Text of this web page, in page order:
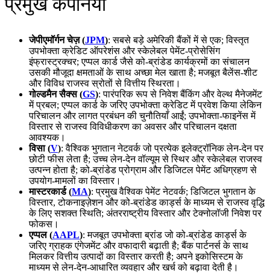
जेपीएमॉर्गन चेज़ (JPM): सबसे बड़े अमेरिकी बैंकों में से एक; विस्तृत
उपभोक्ता क्रेडिट ऑपरेशंस और स्केलेबल पेमेंट‑प्रोसेसिंग
इंफ्रास्ट्रक्चर; एप्पल कार्ड जैसे को‑ब्रांडेड कार्यक्रमों का संचालन
उसकी मौजूदा क्षमताओं के साथ अच्छा मेल खाता है; मजबूत बैलेंस‑शीट
और विविध राजस्व स्रोतों से वित्तीय स्थिरता।
गोल्डमैन सैक्स (GS): पारंपरिक रूप से निवेश बैंकिंग और वेल्थ मैनेजमेंट
में प्रबल; एप्पल कार्ड के जरिए उपभोक्ता क्रेडिट में प्रवेश किया लेकिन
परिचालन और लागत प्रबंधन की चुनौतियाँ आईं; उपभोक्ता‑फाइनेंस में
विस्तार से राजस्व विविधीकरण का अवसर और परिचालन दक्षता
आवश्यक।
विसा (V): वैश्विक भुगतान नेटवर्क जो प्रत्येक इलेक्ट्रॉनिक लेन‑देन पर
छोटी फीस लेता है; उच्च लेन‑देन वॉल्यूम से स्थिर और स्केलेबल राजस्व
उत्पन्न होता है; को‑ब्रांडेड प्रोग्राम और डिजिटल पेमेंट अधिग्रहण से
उपयोग‑मामलों का विस्तार।
मास्टरकार्ड (MA): प्रमुख वैश्विक पेमेंट नेटवर्क; डिजिटल भुगतान के
विस्तार, टोकनाइज़ेशन और को‑ब्रांडेड कार्ड्स के माध्यम से राजस्व वृद्धि
के लिए सशक्त स्थिति; अंतरराष्ट्रीय विस्तार और टेक्नोलॉजी निवेश पर
फोकस।
एप्पल (AAPL): मजबूत उपभोक्ता ब्रांड जो को‑ब्रांडेड कार्ड्स के
जरिए ग्राहक एंगेजमेंट और वफादारी बढ़ाती है; बैंक पार्टनर्स के साथ
मिलकर वित्तीय उत्पादों का विस्तार करती है; अपने इकोसिस्टम के
माध्यम से लेन‑देन‑आधारित व्यवहार और खर्च को बढ़ावा देती है।